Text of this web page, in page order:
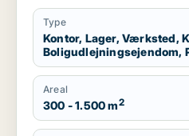
Type
Kontor, Lager, Værksted,
Boligudlejningsejendom,
Areal
300 - 1.500 m2